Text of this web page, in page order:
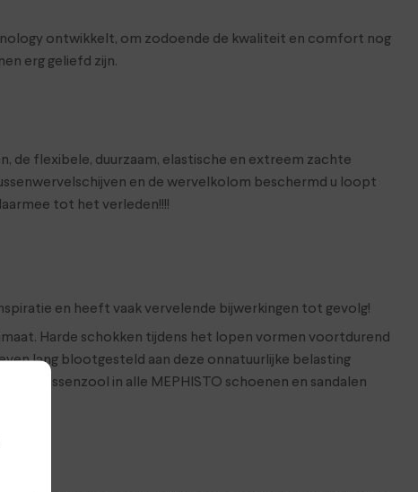
ontwikkelt, om zodoende de kwaliteit en comfort nog
erg geliefd zijn.
de flexibele, duurzaam, elastische en extreem zachte
en de wervelkolom beschermd u loopt
tot het verleden!!!!
en heeft vaak vervelende bijwerkingen tot gevolg!
Harde schokken tijdens het lopen vormen voortdurend
lang blootgesteld aan deze onnatuurlijke belasting
tussenzool in alle MEPHISTO schoenen en sandalen